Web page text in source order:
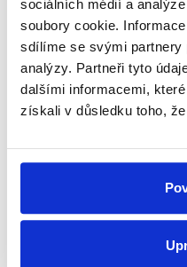
sociálních médií a
soubory cookie.
sdílíme se svými partnery
analýzy. Partneři tyto
dalšími informacemi,
získali v důsledku toho,
Předvolební
voleb, kam přijalo
kandidujících uskupení.